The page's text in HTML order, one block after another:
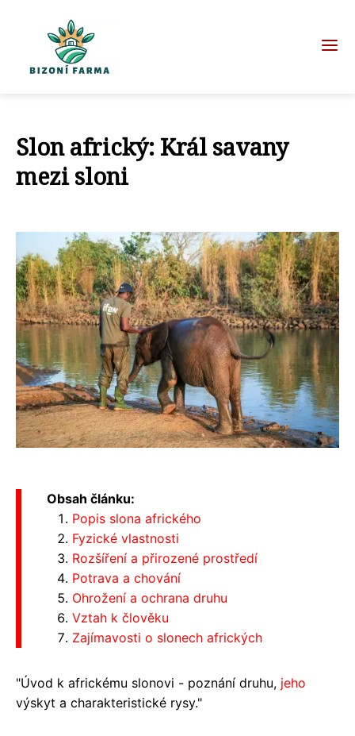
Slon africký: Král savany
mezi sloni
Obsah článku:
Popis slona afrického
Fyzické vlastnosti
Rozšíření a přirozené prostředí
Potrava a chování
Ohrožení a ochrana druhu
Vztah k člověku
Zajímavosti o slonech afrických
"Úvod k africkému slonovi - poznání druhu, jeho
výskyt a charakteristické rysy."